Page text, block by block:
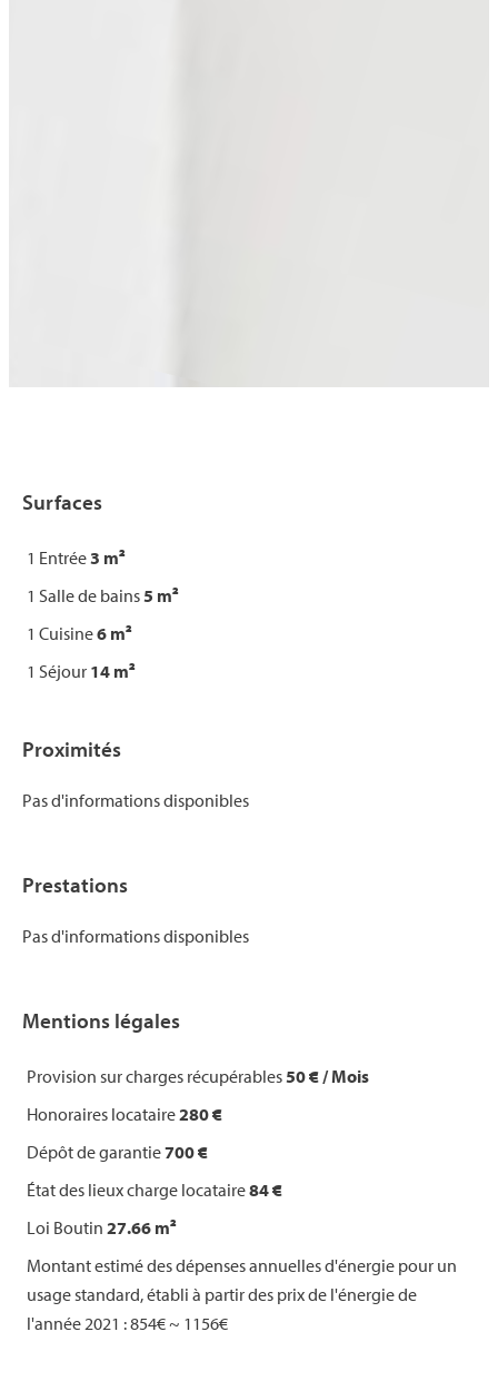
Surfaces
1 Entrée3 m²
1 Salle de bains5 m²
1 Cuisine6 m²
1 Séjour 14 m²
Proximités
Pas d'informations disponibles
Prestations
Pas d'informations disponibles
Mentions légales
Provision sur charges récupérables50 € / Mois
Honoraires locataire280 €
Dépôt de garantie700 €
État des lieux charge locataire84 €
Loi Boutin 27.66 m²
Montant estimé des dépenses annuelles d'énergie pour un
usage standard, établi à partir des prix de l'énergie de
l'année 2021 : 854€ ~ 1156€